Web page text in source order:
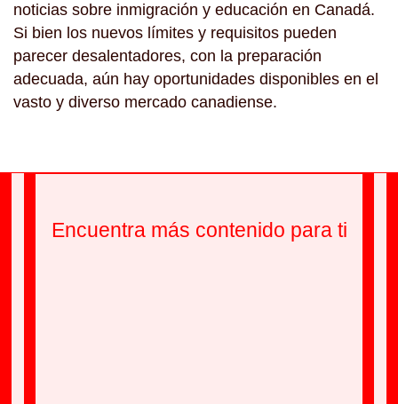
noticias sobre inmigración y educación en Canadá.
Si bien los nuevos límites y requisitos pueden
parecer desalentadores, con la preparación
adecuada, aún hay oportunidades disponibles en el
vasto y diverso mercado canadiense.
Encuentra más contenido para ti